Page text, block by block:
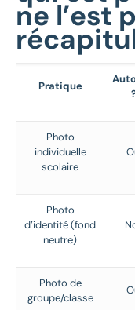
ne l’est
Pratique
Photo
individuelle
scolaire
Photo
d’identité (fond
neutre)
Photo de
groupe/classe